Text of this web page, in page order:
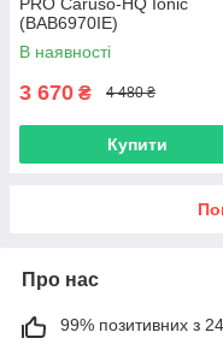
(BAB6970IE)
В наявності
3 670 ₴ 4 480 ₴
Купити
Про нас
99% позитивних з